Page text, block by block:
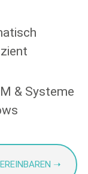
& Systeme
➝